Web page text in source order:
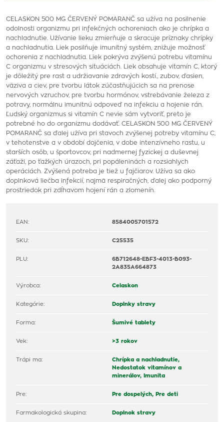
CELASKON 500 MG ČERVENÝ POMARANČ sa užíva na posilnenie
odolnosti organizmu pri infekčných ochoreniach ako je chrípka a
nachladnutie. Užívanie lieku zmierňuje a skracuje príznaky chrípky
a nachladnutia. Liek posilňuje imunitný systém, znižuje možnosť
ochorenia z nachladnutia. Liek pokrýva zvýšenú potrebu vitamínu
C organizmu v stresových situáciách. Liek obsahuje vitamín C, ktorý
je dôležitý pre rast a udržiavanie zdravých kostí., zubov, ďasien,
väziva a ciev, pre tvorbu látok zúčastňujúcich sa na prenose
nervových vzruchov, pre tvorbu hormónov, vstrebávanie železa z
potravy, normálnu imunitnú odpoveď na infekciu a hojenie rán.
Ľudský organizmus si vitamín C nevie sám vytvoriť, preto je
potrebné ho do organizmu dodávať. CELASKON 500 MG ČERVENÝ
POMARANČ sa ďalej užíva pri stavoch zvýšenej potreby vitamínu C,
v tehotenstve a v období dojčenia, v dobe intenzívneho rastu, u
starších osôb, u športovcov, pri nadmernej fyzickej a duševnej
záťaži, po ťažkých úrazoch, pri popáleninách a rozsiahlych
operáciách. Zvýšená potreba je tiež u fajčiarov. Užíva sa ako
doplnková liečba infekcií, najmä respiračných, ďalej ako podporný
prostriedok pri zdĺhavom hojení rán a zlomenín.
EAN: 8584005701572
SKU: C25535
PLU:
6B712648-EBF3-4013-B093-
2A835A664873
Výrobca: Celaskon
Kategórie: Doplnky stravy
Forma: Šumivé tablety
Vek: >3 rokov
Trápi ma:
Chrípka a nachladnutie,
Nedostatok vitamínov a
minerálov,
Imunita
Pre: Pre dospelých, Pre deti
Farmakologická skupina: Doplnok stravy